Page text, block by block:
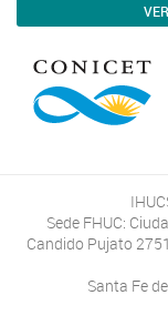
Sede FHUC:
Candido Pujato
Santa Fe